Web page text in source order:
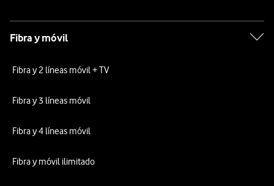
Fibra y móvil
Fibra y 2 líneas móvil + TV
Fibra y 3 líneas móvil
Fibra y 4 líneas móvil
Fibra y móvil ilimitado